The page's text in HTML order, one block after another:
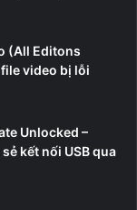
(All Editons
video bị lỗi
Unlocked –
kết nối USB qua